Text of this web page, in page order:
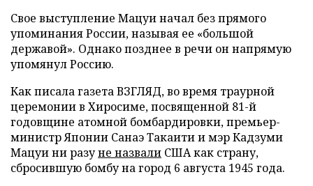
Свое выступление Мацуи начал без прямого
упоминания России, называя ее «большой
державой». Однако позднее в речи он напрямую
упомянул Россию.
Как писала газета ВЗГЛЯД, во время траурной
церемонии в Хиросиме, посвященной 81-й
годовщине атомной бомбардировки, премьер-
министр Японии Санаэ Такаити и мэр Кадзуми
Мацуи ни разуне назвали США как страну,
сбросившую бомбу на город 6 августа 1945 года.